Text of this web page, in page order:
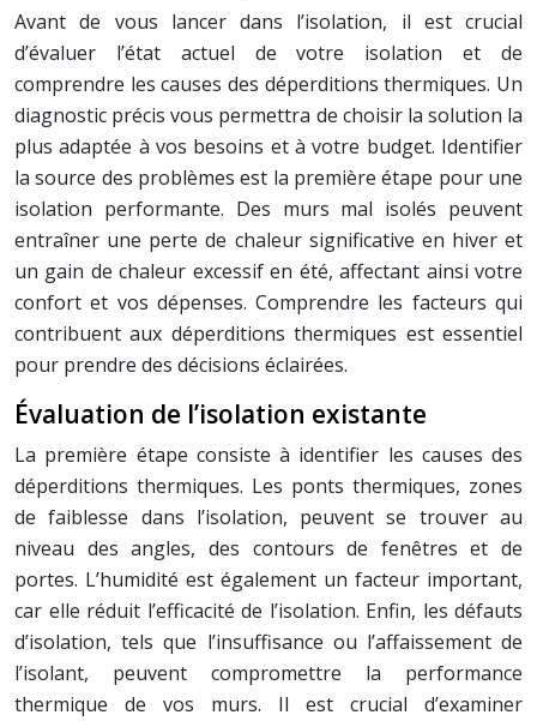
Avant de vous lancer dans l’isolation, il est crucial
d’évaluer l’état actuel de votre isolation et de
comprendre les causes des déperditions thermiques. Un
diagnostic précis vous permettra de choisir la solution la
plus adaptée à vos besoins et à votre budget. Identifier
la source des problèmes est la première étape pour une
isolation performante. Des murs mal isolés peuvent
entraîner une perte de chaleur significative en hiver et
un gain de chaleur excessif en été, affectant ainsi votre
confort et vos dépenses. Comprendre les facteurs qui
contribuent aux déperditions thermiques est essentiel
pour prendre des décisions éclairées.
Évaluation de l’isolation existante
La première étape consiste à identifier les causes des
déperditions thermiques. Les ponts thermiques, zones
de faiblesse dans l’isolation, peuvent se trouver au
niveau des angles, des contours de fenêtres et de
portes. L’humidité est également un facteur important,
car elle réduit l’efficacité de l’isolation. Enfin, les défauts
d’isolation, tels que l’insuffisance ou l’affaissement de
l’isolant, peuvent compromettre la performance
thermique de vos murs. Il est crucial d’examiner